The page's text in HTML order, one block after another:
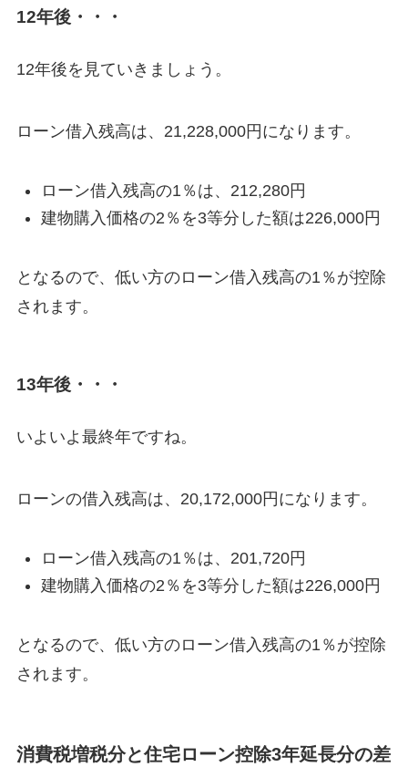
12年後・・・
12年後を見ていきましょう。
ローン借入残高は、21,228,000円になります。
ローン借入残高の1％は、212,280円
建物購入価格の2％を3等分した額は226,000円
となるので、低い方のローン借入残高の1％が控除
されます。
13年後・・・
いよいよ最終年ですね。
ローンの借入残高は、20,172,000円になります。
ローン借入残高の1％は、201,720円
建物購入価格の2％を3等分した額は226,000円
となるので、低い方のローン借入残高の1％が控除
されます。
消費税増税分と住宅ローン控除3年延長分の差